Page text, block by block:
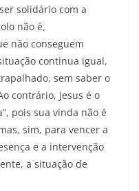
solidário com a
não é,
não conseguem
continua igual,
sem saber o
contrário, Jesus é o
pois sua vinda não é
sim, para vencer a
e a intervenção
a situação de